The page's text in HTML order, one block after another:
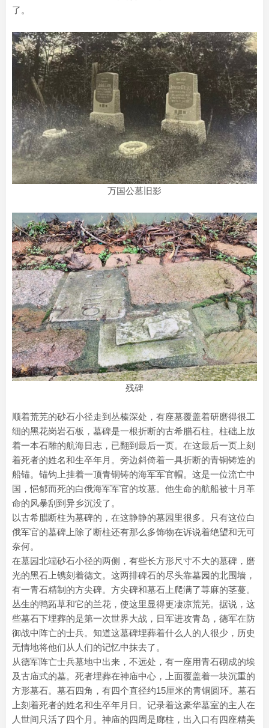
了。
万国公墓旧影
残碑
顺着荒芜的砂石小径走到丛榛深处，有座墓覆盖着研磨得很工
细的黑花岗岩石板，墓碑是一根折断的古希腊石柱。柱础上放
着一本石雕的航海日志，已翻到最后一页。在这最后一页上刻
着死者的姓名和生卒年月。旁边斜倚着一具折断的青铜铸造的
船锚。锚钩上挂着一顶青铜铸的海军军官帽。这是一位流亡中
国，悒郁而死的白俄海军军官的坟墓。他生命的航船被十月革
命的风暴刮到异乡沉没了。
以古希腊断柱为墓碑的，在这静静的墓园里很多。只有这位白
俄军官的墓碑上除了断柱还有那么多饰物在诉说着绝望和无可
奈何。
在墓园北端砂石小径的两侧，有些长方形尺寸不大的墓碑，磨
光的黑石上镌刻着德文。这两排碑石的尽头靠墓园的北围墙，
有一青石精制的方尖碑。方尖碑和墓石上爬满了荨麻的茎蔓。
丛生的鸭跖草和它的兰花，使这里显得更凄凉荒芜。据说，这
些墓石下埋葬的是第一次世界大战，日军进攻青岛，德军在防
御战中阵亡的士兵。知道这墓碑埋葬着什么人的人很少，历史
无情地将他们从人们的记忆中抹去了。
从德军阵亡士兵墓地中出来，不远处，有一座用青石砌成的埃
及古庙式的墓。死者埋葬在神庙中心，上面覆盖着一块沉重的
方形墓石。墓石四角，有四个直径约15厘米的青铜圆环。墓石
上刻着死者的姓名和生卒年月日。记录着这豪华墓室的主人在
人世间只活了四个月。神庙的四周是廊柱，出入口有四座精美